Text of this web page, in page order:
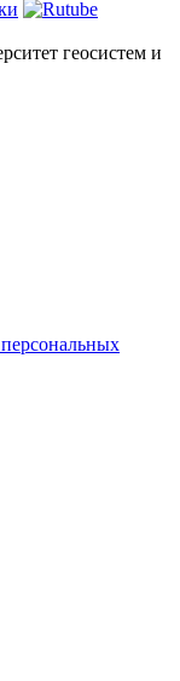
геосистем и